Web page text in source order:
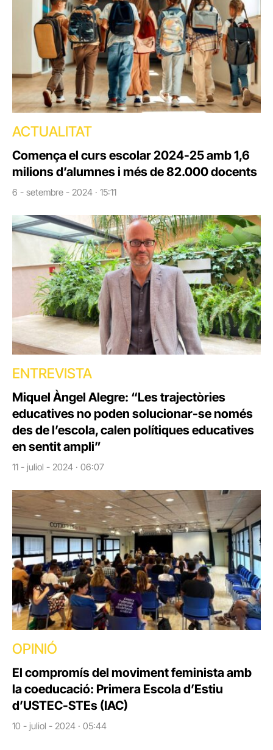
ACTUALITAT
Comença el curs escolar 2024-25 amb 1,6
milions d’alumnes i més de 82.000 docents
6 - setembre - 2024 · 15:11
ENTREVISTA
Miquel Àngel Alegre: “Les trajectòries
educatives no poden solucionar-se només
des de l’escola, calen polítiques educatives
en sentit ampli”
11 - juliol - 2024 · 06:07
OPINIÓ
El compromís del moviment feminista amb
la coeducació: Primera Escola d’Estiu
d’USTEC-STEs (IAC)
10 - juliol - 2024 · 05:44